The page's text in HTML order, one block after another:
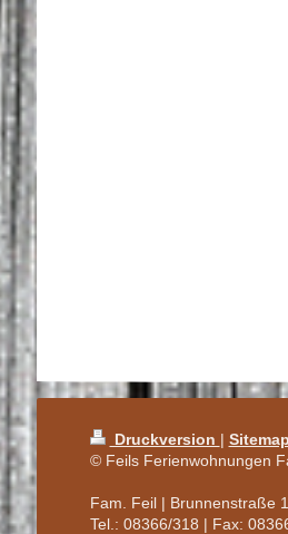
Druckversion | Sitemap
© Feils Ferienwohnungen
Fam. Feil | Brunnenstraße
Tel.: 08366/318 | Fax: